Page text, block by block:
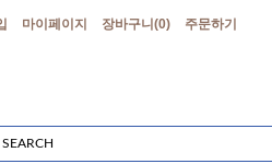
마이페이지 장바구니(0) 주문하기